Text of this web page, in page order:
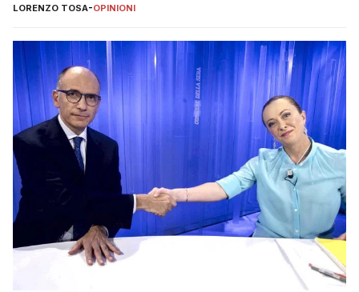
LORENZO TOSA-OPINIONI